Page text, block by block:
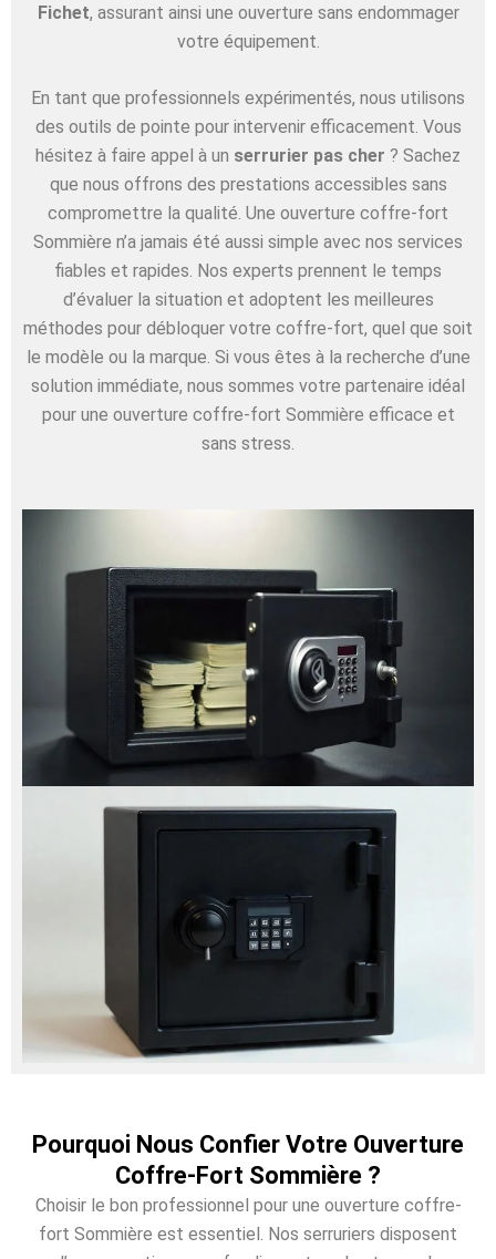
Fichet, assurant ainsi une ouverture sans endommager
votre équipement.
En tant que professionnels expérimentés, nous utilisons
des outils de pointe pour intervenir efficacement. Vous
hésitez à faire appel à un serrurier pas cher ? Sachez
que nous offrons des prestations accessibles sans
compromettre la qualité. Une ouverture coffre-fort
Sommière n’a jamais été aussi simple avec nos services
fiables et rapides. Nos experts prennent le temps
d’évaluer la situation et adoptent les meilleures
méthodes pour débloquer votre coffre-fort, quel que soit
le modèle ou la marque. Si vous êtes à la recherche d’une
solution immédiate, nous sommes votre partenaire idéal
pour une ouverture coffre-fort Sommière efficace et
sans stress.
Pourquoi Nous Confier Votre Ouverture
Coffre-Fort Sommière ?
Choisir le bon professionnel pour une ouverture coffre-
fort Sommière est essentiel. Nos serruriers disposent